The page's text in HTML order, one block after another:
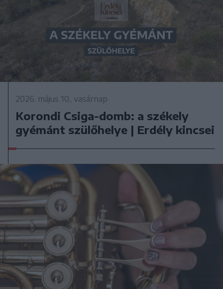
2026. május 10., vasárnap
Korondi Csiga-domb: a székely
gyémánt szülőhelye | Erdély kincsei